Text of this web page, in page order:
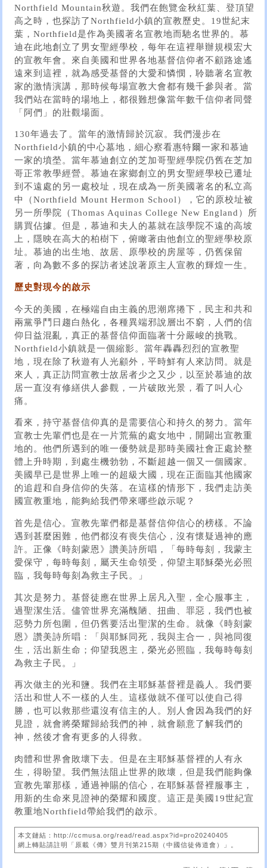
Northfield Mountain秋遊。我們在飽覽金秋紅葉、登頂望
高之時，也探訪了Northfield小鎮的宣教歷史。19世紀末
葉，Northfield是作為美國著名宣教地而馳名世界的。慕
迪在此地創立了男女聖經學校，每年在這裡舉辦規模宏大
的宣教年會。來自美國和世界各地基督信仰者不顧路途遙
遠來到這裡，就為感受基督的大愛和憐憫，聆聽著名宣教
家的激情演講，那時候每場宣教大會都有幾千參與者。當
我們站在當時的場地上，都很難想像當年數千信仰者同聲
「阿們」的壯觀場面。
130年過去了。當年的激情歸於沉寂。我們漫步在
Northfield小鎮的中心墓地，細心察看惠特爾一家和慕迪
一家的墳塋。當年慕迪創立的芝加哥聖經學院仍舊在芝加
哥正常教學經營。慕迪在家鄉創立的男女聖經學校已遷址
到不遠處的另一處校址，現在成為一所美國著名的私立高
中（Northfield Mount Hermon School），它的原校址被
另一所學院（Thomas Aquinas College New England）所
購買佔據。但是，慕迪和夫人的墓就在該學院不遠的高坡
上，隱映在高大的柏樹下，俯瞰著由他創立的聖經學校原
址。慕迪的出生地、故居、原學校的房屋等，仍舊保留
著，向為數不多的探訪者述說著原主人宣教的輝煌一生。
歷史對現今的啟示
今天的美國，在極端自由主義的思潮席捲下，民主和共和
兩黨爭鬥日趨白熱化，各種異端邪說層出不窮，人們的信
仰日益混亂，真正的基督信仰面臨著十分嚴峻的挑戰。
Northfield小鎮就是一個縮影。當年轟轟烈烈的宣教聖
地，現在除了秋遊有人光顧外，平時鮮有人來訪問。就是
來人，真正訪問宣教士故居者少之又少，以至於慕迪的故
居一直沒有修繕供人參觀，一片破敗光景，看了叫人心
痛。
看來，持守基督信仰真的是需要信心和持久的努力。當年
宣教士先輩們也是在一片荒蕪的處女地中，開闢出宣教重
地的。他們所遇到的唯一優勢就是那時美國社會正處於整
體上升時期，到處生機勃勃，不斷超越一個又一個國家。
美國早已是世界上唯一的超級大國，現在正面臨其他國家
的追趕和自身信仰的失落。在這樣的情形下，我們走訪美
國宣教重地，能夠給我們帶來哪些啟示呢？
首先是信心。宣教先輩們都是基督信仰信心的榜樣。不論
遇到甚麼困難，他們都沒有喪失信心，沒有懷疑過神的應
許。正像《時刻蒙恩》讚美詩所唱，「每時每刻，我蒙主
愛保守，每時每刻，屬天生命領受，仰望主耶穌榮光必照
臨，我每時每刻為救主子民。」
其次是努力。基督徒應在世界上居凡入聖，全心服事主，
過聖潔生活。儘管世界充滿醜陋、扭曲、罪惡，我們也被
惡勢力所包圍，但仍舊要活出聖潔的生命。就像《時刻蒙
恩》讚美詩所唱：「與耶穌同死，我與主合一，與祂同復
生，活出新生命；仰望我恩主，榮光必照臨，我每時每刻
為救主子民。」
再次做主的光和鹽。我們在主耶穌基督裡是義人。我們要
活出和世人不一樣的人生。這樣做就不僅可以使自己得
勝，也可以救那些還沒有信主的人。別人會因為我們的好
見證，就會將榮耀歸給我們的神，就會願意了解我們的
神，然後才會有更多的人得救。
肉體和世界會敗壞下去。但是在主耶穌基督裡的人有永
生，得盼望。我們無法阻止世界的敗壞，但是我們能夠像
宣教先輩那樣，通過神賜的信心，在耶穌基督裡服事主，
用新的生命來見證神的榮耀和國度。這正是美國19世紀宣
教重地Northfield帶給我們的啟示。
本文鏈結：http://ccmusa.org/read/read.aspx?id=pro20240405
網上轉貼請註明「原載《傳》雙月刊第215期（中國信徒佈道會）」。